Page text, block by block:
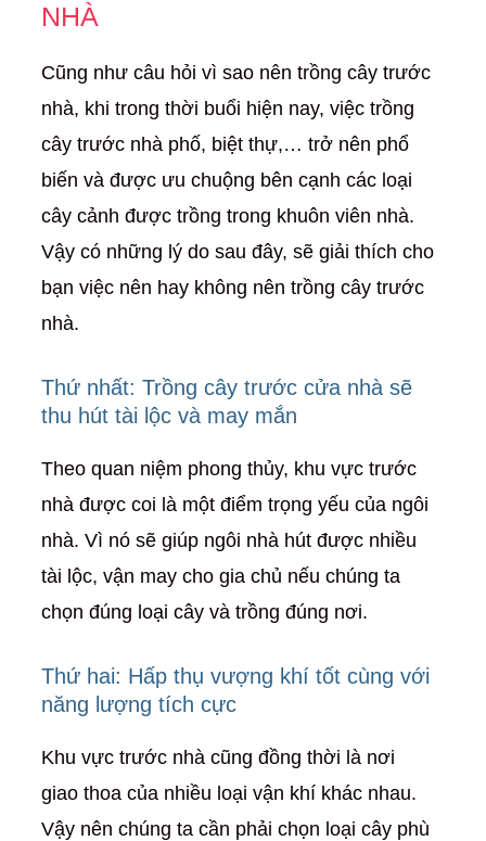
NHÀ
Cũng như câu hỏi vì sao nên trồng cây trước
nhà, khi trong thời buổi hiện nay, việc trồng
cây trước nhà phố, biệt thự,… trở nên phổ
biến và được ưu chuộng bên cạnh các loại
cây cảnh được trồng trong khuôn viên nhà.
Vậy có những lý do sau đây, sẽ giải thích cho
bạn việc nên hay không nên trồng cây trước
nhà.
Thứ nhất: Trồng cây trước cửa nhà sẽ
thu hút tài lộc và may mắn
Theo quan niệm phong thủy, khu vực trước
nhà được coi là một điểm trọng yếu của ngôi
nhà. Vì nó sẽ giúp ngôi nhà hút được nhiều
tài lộc, vận may cho gia chủ nếu chúng ta
chọn đúng loại cây và trồng đúng nơi.
Thứ hai: Hấp thụ vượng khí tốt cùng với
năng lượng tích cực
Khu vực trước nhà cũng đồng thời là nơi
giao thoa của nhiều loại vận khí khác nhau.
Vậy nên chúng ta cần phải chọn loại cây phù